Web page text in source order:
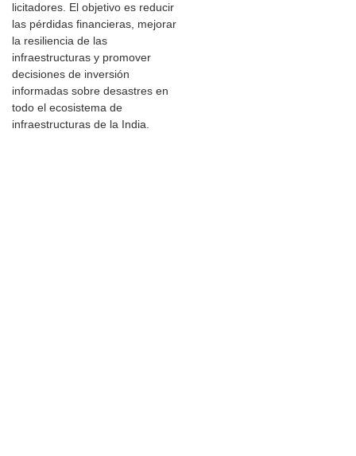
licitadores. El objetivo es reducir
las pérdidas financieras, mejorar
la resiliencia de las
infraestructuras y promover
decisiones de inversión
informadas sobre desastres en
todo el ecosistema de
infraestructuras de la India.